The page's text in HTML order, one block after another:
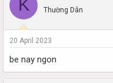
K Thường Dân
20 April 2023
be nay ngon